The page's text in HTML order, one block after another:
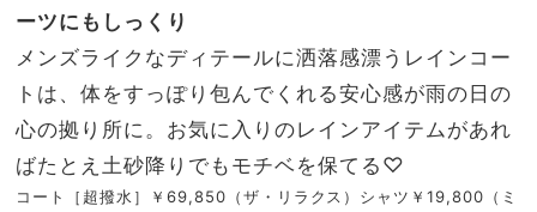
ーツにもしっくり
メンズライクなディテールに洒落感漂うレインコー
トは、体をすっぽり包んでくれる安心感が雨の日の
心の拠り所に。お気に入りのレインアイテムがあれ
ばたとえ土砂降りでもモチベを保てる♡
コート［超撥水］￥69,850（ザ・リラクス）シャツ￥19,800（ミ